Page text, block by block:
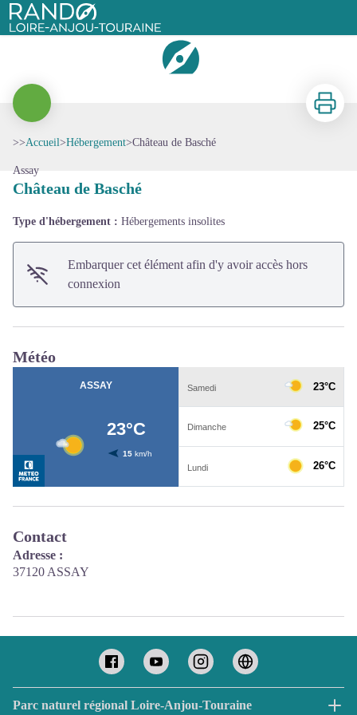
Rando Loire-Anjou-Touraine
Château de Basché
Voir l'image en plein écran
Imprimer
>>Accueil>Hébergement>Château de Basché
Assay
Château de Basché
Type d'hébergement : Hébergements insolites
Embarquer cet élément afin d'y avoir accès hors
connexion
Météo
Contact
Adresse :
37120 ASSAY
Parc naturel régional Loire-Anjou-Touraine